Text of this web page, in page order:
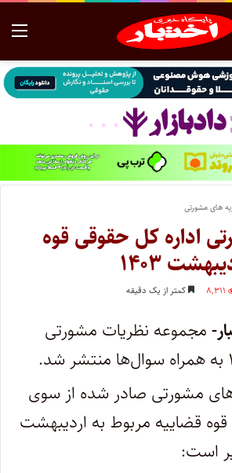
های مشورتی
اداره کل حقوقی قوه
۱۴۰۳
۸,۳۱۱ کمتر از یک دقیقه
مجموعه نظریات مشورتی
مشورتی صادر شده از سوی
قضاییه مربوط به اردیبهشت